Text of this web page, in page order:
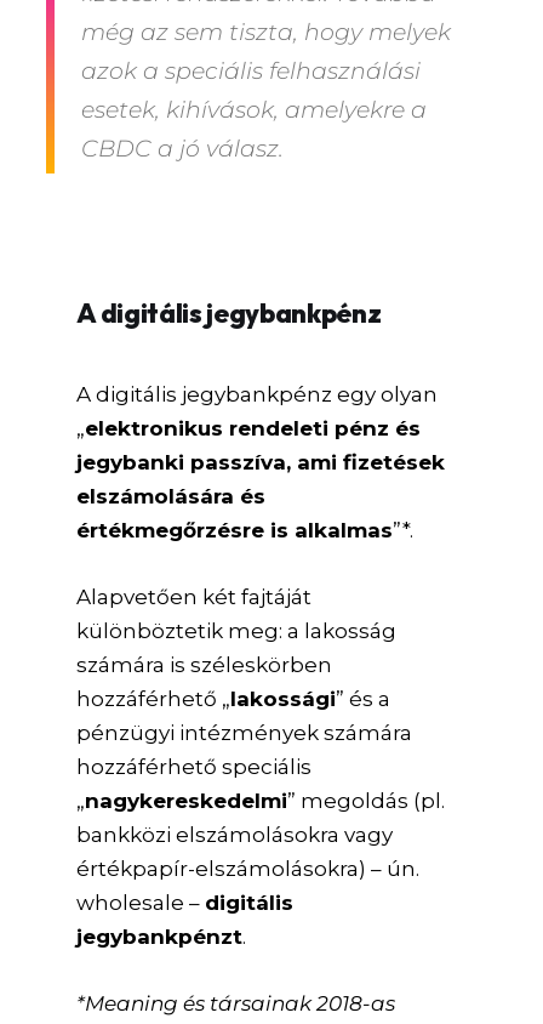
még az sem tiszta, hogy melyek
azok a speciális felhasználási
esetek, kihívások, amelyekre a
CBDC a jó válasz.
A digitális jegybankpénz
A digitális jegybankpénz egy olyan
„elektronikus rendeleti pénz és
jegybanki passzíva, ami fizetések
elszámolására és
értékmegőrzésre is alkalmas”*.
Alapvetően két fajtáját
különböztetik meg: a lakosság
számára is széleskörben
hozzáférhető „lakossági” és a
pénzügyi intézmények számára
hozzáférhető speciális
„nagykereskedelmi” megoldás (pl.
bankközi elszámolásokra vagy
értékpapír-elszámolásokra) – ún.
wholesale – digitális
jegybankpénzt.
*Meaning és társainak 2018-as